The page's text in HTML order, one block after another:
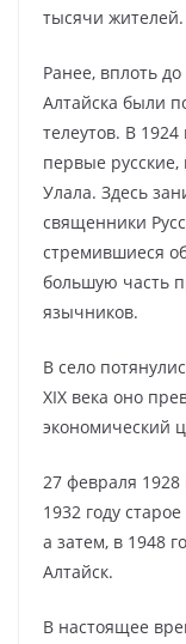
тысячи жителей.
Ранее, вплоть
Алтайска были
телеутов. В
первые русские,
Улала. Здесь
священники
стремившиеся
большую часть
язычников.
В село
XIX века оно
экономический
27 февраля
1932 году
а затем, в 1948
Алтайск.
В настоящее